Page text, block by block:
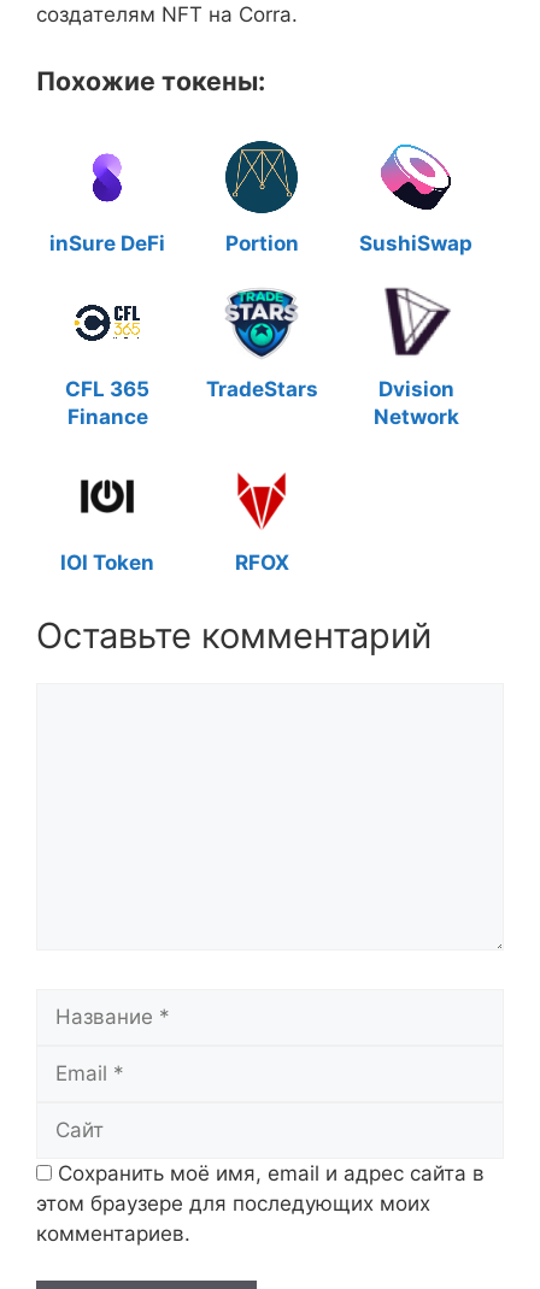
создателям NFT на Corra.
Похожие токены:
inSure DeFi Portion SushiSwap
CFL 365
Finance
TradeStars
Dvision
Network
IOI Token RFOX
Оставьте комментарий
Название
Email
Сайт
Сохранить моё имя, email и адрес сайта в
этом браузере для последующих моих
комментариев.